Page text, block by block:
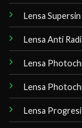
Lensa Supersin
Lensa Anti
Lensa
Lensa
Lensa